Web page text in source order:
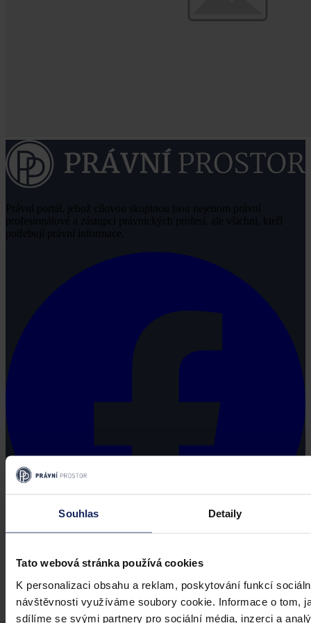
Souhlas Detaily
Tato webová stránka používá cookies
K personalizaci obsahu a reklam, poskytování funkcí
návštěvnosti využíváme soubory cookie. Informace o tom,
sdílíme se svými partnery pro sociální média, inzerci a